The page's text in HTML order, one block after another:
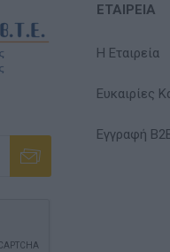
ΕΤΑΙΡΕΊΑ
Η Εταιρεία
Ευκαιρίες
Εγγραφή